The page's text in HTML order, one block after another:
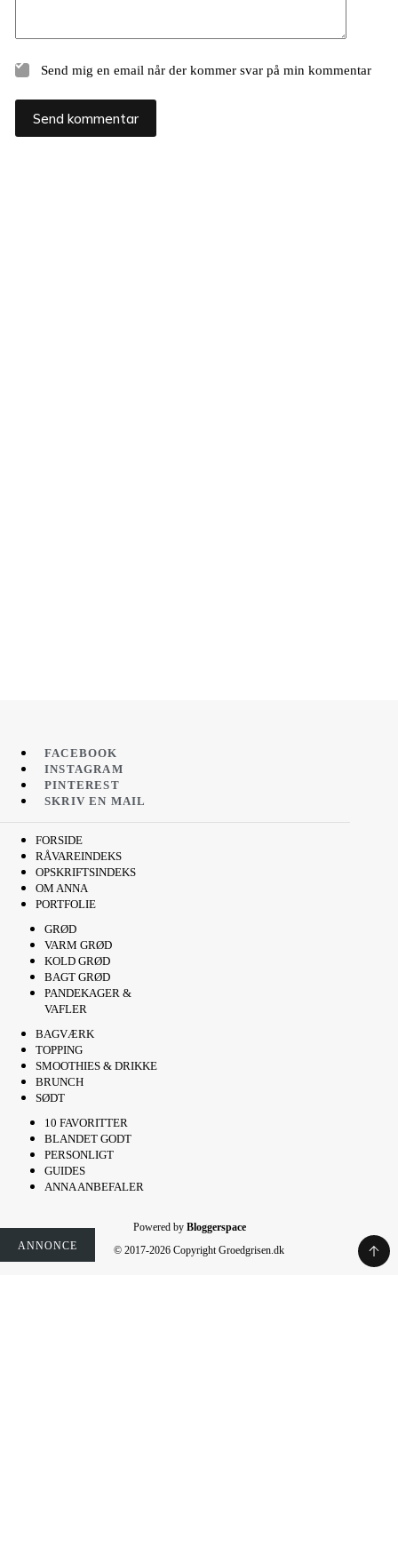
ANNONCE
ANNONCE
Send mig en email når der kommer svar på min kommentar
Send kommentar
FACEBOOK
INSTAGRAM
PINTEREST
SKRIV EN MAIL
FORSIDE
RÅVAREINDEKS
OPSKRIFTSINDEKS
OM ANNA
PORTFOLIE
GRØD
VARM GRØD
KOLD GRØD
BAGT GRØD
PANDEKAGER &
VAFLER
BAGVÆRK
TOPPING
SMOOTHIES & DRIKKE
BRUNCH
SØDT
10 FAVORITTER
BLANDET GODT
PERSONLIGT
GUIDES
ANNA ANBEFALER
Powered by Bloggerspace
© 2017-2026 Copyright Groedgrisen.dk